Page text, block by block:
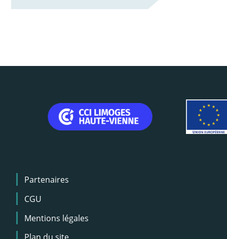
Menu
Pied
de
page
Partenaires
CGU
Mentions légales